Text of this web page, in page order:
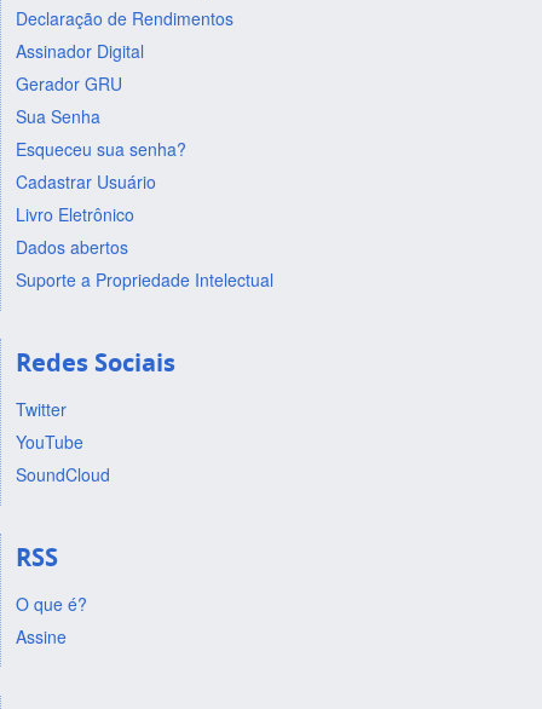
Declaração de Rendimentos
Assinador Digital
Gerador GRU
Sua Senha
Esqueceu sua senha?
Cadastrar Usuário
Livro Eletrônico
Dados abertos
Suporte a Propriedade Intelectual
Redes Sociais
Twitter
YouTube
SoundCloud
RSS
O que é?
Assine